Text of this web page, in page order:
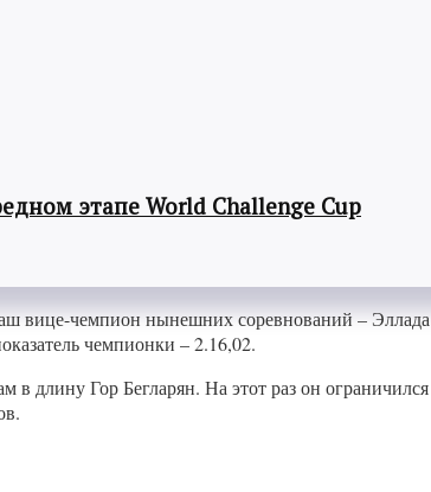
этапе World Challenge Cup
вице-чемпион нынешних соревнований –
чемпионки – 2.16,02.
Гор Бегларян. На этот раз он ограничился